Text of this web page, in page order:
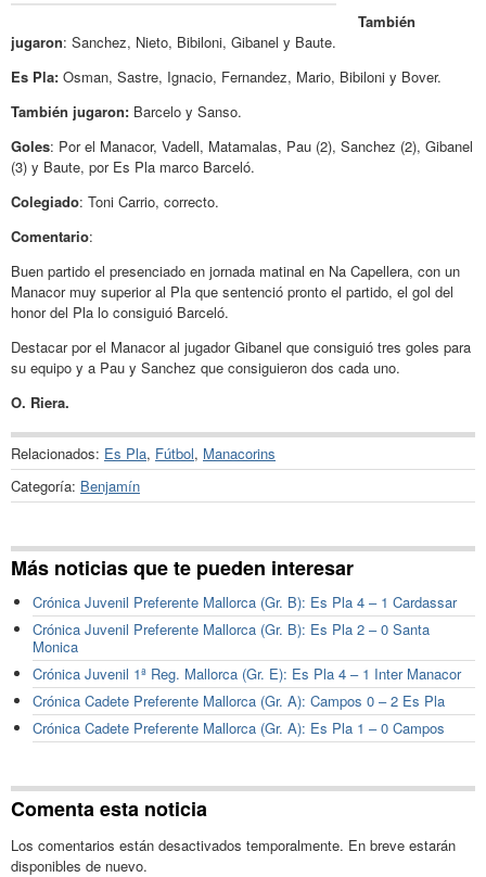
También
jugaron: Sanchez, Nieto, Bibiloni, Gibanel y Baute.
Es Pla: Osman, Sastre, Ignacio, Fernandez, Mario, Bibiloni y Bover.
También jugaron: Barcelo y Sanso.
Goles: Por el Manacor, Vadell, Matamalas, Pau (2), Sanchez (2), Gibanel
(3) y Baute, por Es Pla marco Barceló.
Colegiado: Toni Carrio, correcto.
Comentario:
Buen partido el presenciado en jornada matinal en Na Capellera, con un
Manacor muy superior al Pla que sentenció pronto el partido, el gol del
honor del Pla lo consiguió Barceló.
Destacar por el Manacor al jugador Gibanel que consiguió tres goles para
su equipo y a Pau y Sanchez que consiguieron dos cada uno.
O. Riera.
Relacionados: Es Pla, Fútbol, Manacorins
Categoría: Benjamín
Más noticias que te pueden interesar
Crónica Juvenil Preferente Mallorca (Gr. B): Es Pla 4 – 1 Cardassar
Crónica Juvenil Preferente Mallorca (Gr. B): Es Pla 2 – 0 Santa
Monica
Crónica Juvenil 1ª Reg. Mallorca (Gr. E): Es Pla 4 – 1 Inter Manacor
Crónica Cadete Preferente Mallorca (Gr. A): Campos 0 – 2 Es Pla
Crónica Cadete Preferente Mallorca (Gr. A): Es Pla 1 – 0 Campos
Comenta esta noticia
Los comentarios están desactivados temporalmente. En breve estarán
disponibles de nuevo.